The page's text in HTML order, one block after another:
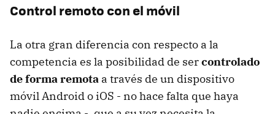
Control remoto con el móvil
La otra gran diferencia con respecto a la
competencia es la posibilidad de sercontrolado
de forma remota a través de un dispositivo
móvil Android o iOS - no hace falta que haya